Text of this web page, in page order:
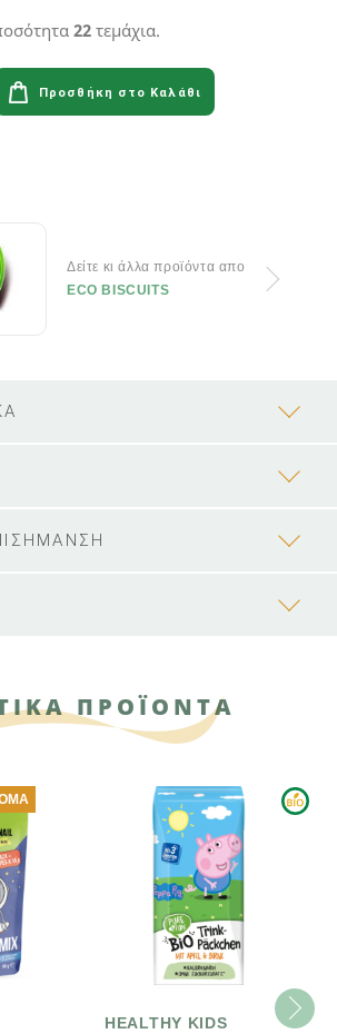
22 τεμάχια.
Προσθήκη στο Καλάθι
Δείτε κι άλλα προϊόντα απο
ECO BISCUITS
ΠΡΟΪΟΝΤΑ
HEALTHY KIDS